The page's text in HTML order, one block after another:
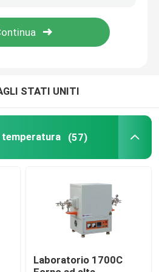
temperatura
STATI UNITI
temperatura (57)
Laboratorio 1700C